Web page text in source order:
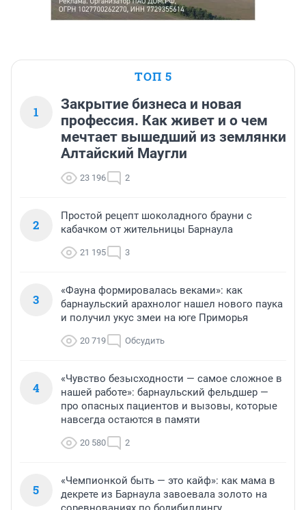
ТОП 5
1
Закрытие бизнеса и новая
профессия. Как живет и о чем
мечтает вышедший из землянки
Алтайский Маугли
23 196 2
2
Простой рецепт шоколадного брауни с
кабачком от жительницы Барнаула
21 195 3
3
«Фауна формировалась веками»: как
барнаульский арахнолог нашел нового паука
и получил укус змеи на юге Приморья
20 719 Обсудить
4
«Чувство безысходности — самое сложное в
нашей работе»: барнаульский фельдшер —
про опасных пациентов и вызовы, которые
навсегда остаются в памяти
20 580 2
5
«Чемпионкой быть — это кайф»: как мама в
декрете из Барнаула завоевала золото на